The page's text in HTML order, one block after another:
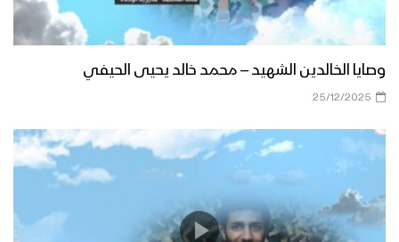
وصايا الخالدين الشهيد – محمد خالد يحيى الحيفي
25/12/2025